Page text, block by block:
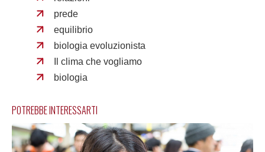
prede
equilibrio
biologia evoluzionista
Il clima che vogliamo
biologia
POTREBBE INTERESSARTI